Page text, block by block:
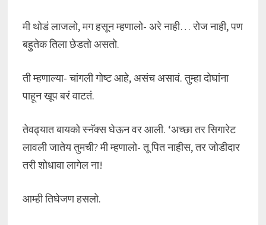
मी थोडं लाजलो, मग हसून म्हणालो- अरे नाही… रोज नाही, पण
बहुतेक तिला छेडतो असतो.
ती म्हणाल्या- चांगली गोष्ट आहे, असंच असावं. तुम्हा दोघांना
पाहून खूप बरं वाटतं.
तेवढ्यात बायको स्नॅक्स घेऊन वर आली. ‘अच्छा तर सिगारेट
लावली जातेय तुमची? मी म्हणालो- तू पित नाहीस, तर जोडीदार
तरी शोधावा लागेल ना!
आम्ही तिघेजण हसलो.